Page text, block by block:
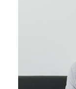
パートナーとの歩み
病が教えてくれた